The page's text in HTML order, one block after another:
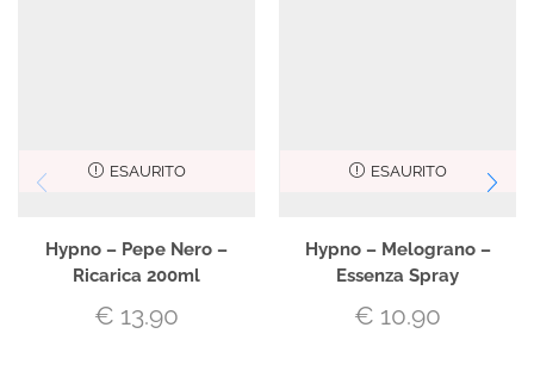
ESAURITO
Hypno – Pepe Nero –
Ricarica 200ml
€ 13.90
ESAURITO
Hypno – Melograno –
Essenza Spray
€ 10.90